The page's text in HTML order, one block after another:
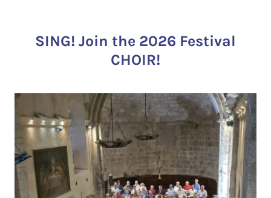
SING! Join the 2026 Festival
CHOIR!